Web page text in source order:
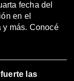
fecha del
en el
y más. Conocé
las